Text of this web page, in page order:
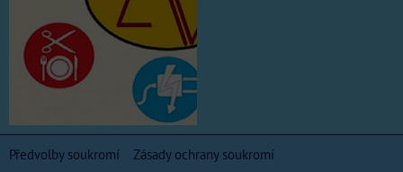
Předvolby soukromí Zásady ochrany soukromí